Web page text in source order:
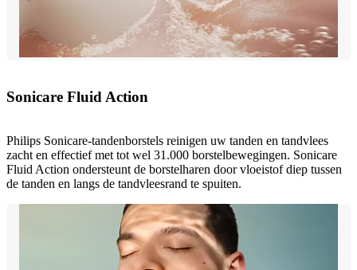
Sonicare Fluid Action
Philips Sonicare-tandenborstels reinigen uw tanden en tandvlees
zacht en effectief met tot wel 31.000 borstelbewegingen. Sonicare
Fluid Action ondersteunt de borstelharen door vloeistof diep tussen
de tanden en langs de tandvleesrand te spuiten.